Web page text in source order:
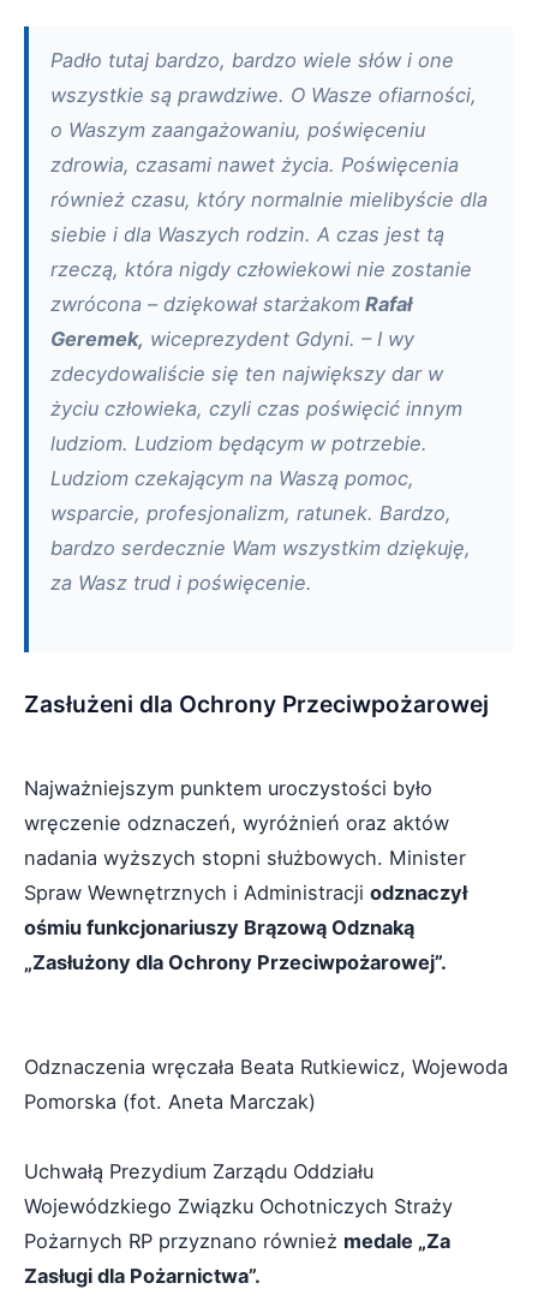
Padło tutaj bardzo, bardzo wiele słów i one
wszystkie są prawdziwe. O Wasze ofiarności,
o Waszym zaangażowaniu, poświęceniu
zdrowia, czasami nawet życia. Poświęcenia
również czasu, który normalnie mielibyście dla
siebie i dla Waszych rodzin. A czas jest tą
rzeczą, która nigdy człowiekowi nie zostanie
zwrócona – dziękował starżakom Rafał
Geremek, wiceprezydent Gdyni. – I wy
zdecydowaliście się ten największy dar w
życiu człowieka, czyli czas poświęcić innym
ludziom. Ludziom będącym w potrzebie.
Ludziom czekającym na Waszą pomoc,
wsparcie, profesjonalizm, ratunek. Bardzo,
bardzo serdecznie Wam wszystkim dziękuję,
za Wasz trud i poświęcenie.
Zasłużeni dla Ochrony Przeciwpożarowej
Najważniejszym punktem uroczystości było
wręczenie odznaczeń, wyróżnień oraz aktów
nadania wyższych stopni służbowych. Minister
Spraw Wewnętrznych i Administracji odznaczył
ośmiu funkcjonariuszy Brązową Odznaką
„Zasłużony dla Ochrony Przeciwpożarowej”.
Odznaczenia wręczała Beata Rutkiewicz, Wojewoda
Pomorska (fot. Aneta Marczak)
Uchwałą Prezydium Zarządu Oddziału
Wojewódzkiego Związku Ochotniczych Straży
Pożarnych RP przyznano również medale „Za
Zasługi dla Pożarnictwa”.